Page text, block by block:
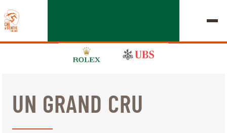
ÉDITION 2026
LE CHIG
UN GRAND CRU